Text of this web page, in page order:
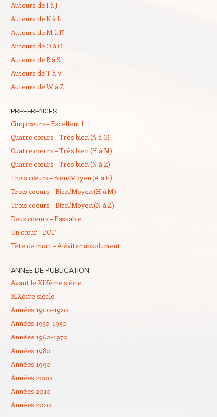
Auteurs de I à J
Auteurs de K à L
Auteurs de M à N
Auteurs de O à Q
Auteurs de R à S
Auteurs de T à V
Auteurs de W à Z
PREFERENCES
Cinq cœurs – Excellent !
Quatre cœurs – Très bien (A à G)
Quatre cœurs – Très bien (H à M)
Quatre cœurs – Très bien (N à Z)
Trois cœurs – Bien/Moyen (A à G)
Trois coeurs – Bien/Moyen (H à M)
Trois coeurs – Bien/Moyen (N à Z)
Deux coeurs – Passable
Un cœur – BOF
Tête de mort – A éviter absolument
ANNÉE DE PUBLICATION
Avant le XIXème siècle
XIXème siècle
Années 1900-1920
Années 1930-1950
Années 1960-1970
Années 1980
Années 1990
Années 2000
Années 2010
Années 2020